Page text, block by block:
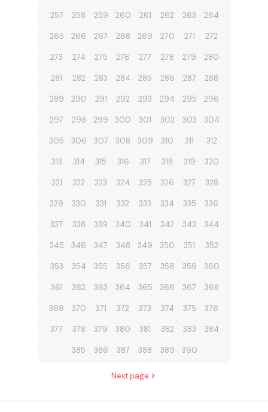
257 258 259 260 261 262 263 264
265 266 267 268 269 270 271 272
273 274 275 276 277 278 279 280
281 282 283 284 285 286 287 288
289 290 291 292 293 294 295 296
297 298 299 300 301 302 303 304
305 306 307 308 309 310 311 312
313 314 315 316 317 318 319 320
321 322 323 324 325 326 327 328
329 330 331 332 333 334 335 336
337 338 339 340 341 342 343 344
345 346 347 348 349 350 351 352
353 354 355 356 357 358 359 360
361 362 363 364 365 366 367 368
369 370 371 372 373 374 375 376
377 378 379 380 381 382 383 384
385 386 387 388 389 390
Next page